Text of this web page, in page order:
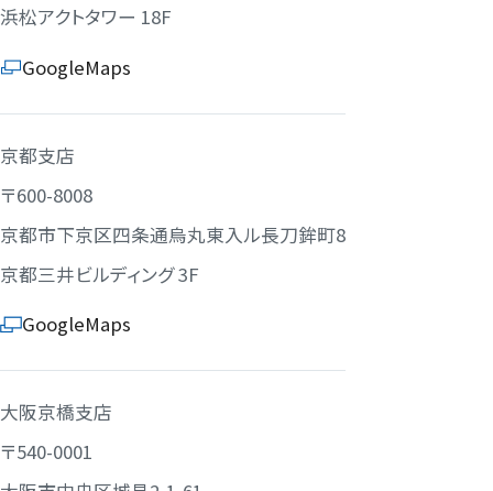
浜松アクトタワー 18F
GoogleMaps
京都支店
〒600-8008
京都市下京区四条通烏丸東入ル長刀鉾町8
京都三井ビルディング 3F
GoogleMaps
大阪京橋支店
〒540-0001